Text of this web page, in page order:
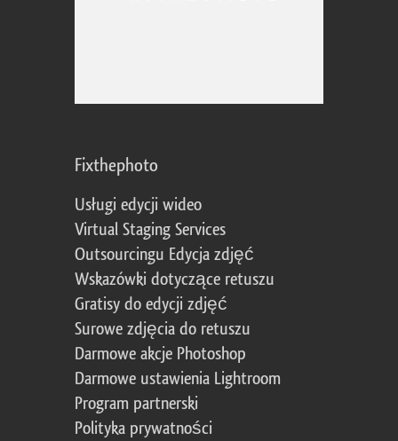
Fixthephoto
Usługi edycji wideo
Virtual Staging Services
Outsourcingu Edycja zdjęć
Wskazówki dotyczące retuszu
Gratisy do edycji zdjęć
Surowe zdjęcia do retuszu
Darmowe akcje Photoshop
Darmowe ustawienia Lightroom
Program partnerski
Polityka prywatności